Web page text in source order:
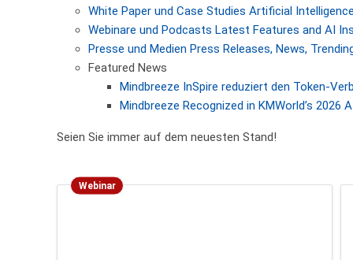
White Paper und Case Studies Artificial
Webinare und Podcasts Latest Features and AI
Presse und Medien Press Releases, News,
Featured News
Mindbreeze InSpire reduziert den Token-
Mindbreeze Recognized in KMWorld’s
Seien Sie immer auf dem neuesten Stand!
Webinar